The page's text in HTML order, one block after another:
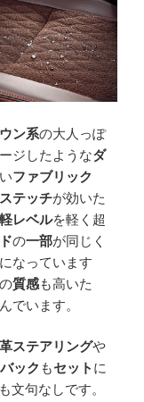
ン系の大人っぽ
ジしたようなダ
ファブリック
ステッチが効いた
軽レベルを軽く超
の一部が同じく
になっています
の質感も高いた
でいます。
ステアリングや
ック もセット に
文句なしです。